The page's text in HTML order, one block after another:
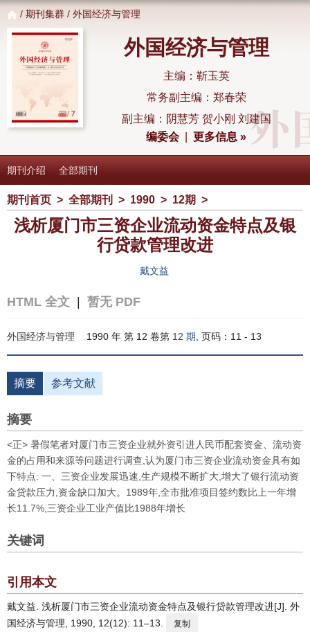
/ 期刊集群 / 外国经济与管理
外国经济与管理
主编：靳玉英
常务副主编：郑春荣
副主编：阴慧芳 贺小刚 刘建国
编委会|更多信息 »
期刊介绍 全部期刊
期刊首页 > 全部期刊 > 1990 > 12期 >
浅析厦门市三资企业流动资金特点及银
行贷款管理改进
戴文益
HTML 全文 暂无 PDF
外国经济与管理 1990 年 第 12 卷第 12 期 , 页码：11 - 13
摘要 参考文献
摘要
<正> 暑假笔者对厦门市三资企业就外资引进人民币配套资金、流动资
金的占用和来源等问题进行调查,认为厦门市三资企业流动资金具有如
下特点: 一、三资企业发展迅速,生产规模不断扩大,增大了银行流动资
金贷款压力,资金缺口加大。1989年,全市批准项目签约数比上一年增
长11.7%,三资企业工业产值比1988年增长
关键词
引用本文
戴文益. 浅析厦门市三资企业流动资金特点及银行贷款管理改进[J]. 外
国经济与管理, 1990, 12(12): 11–13.
复制